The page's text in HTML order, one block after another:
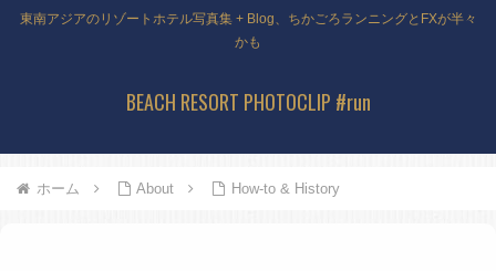
東南アジアのリゾートホテル写真集 + Blog、ちかごろランニングとFXが半々
かも
BEACH RESORT PHOTOCLIP #run
ホーム About How-to & History